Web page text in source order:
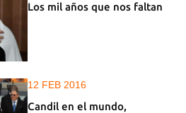
Los mil años que nos faltan
12 FEB 2016
Candil en el mundo,